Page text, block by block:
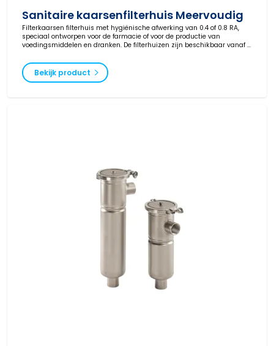
Sanitaire kaarsenfilterhuis Meervoudig
Filterkaarsen filterhuis met hygiënische afwerking van 0.4 of 0.8 RA,
speciaal ontworpen voor de farmacie of voor de productie van
voedingsmiddelen en dranken. De filterhuizen zijn beschikbaar vanaf 3
keuze voor het aantal filterkaarsen is er ook veel keuze in materialen,
drukklassen en aansluitingen.
Bekijk product